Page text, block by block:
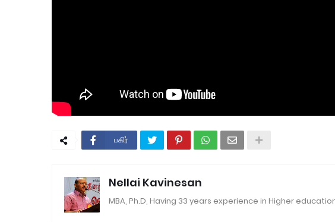
பகிர்
Nellai Kavinesan
MBA, Ph.D, Having 33 years experience in Higher